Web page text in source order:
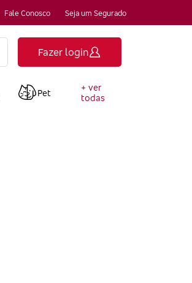
Fale Conosco Seja um Segurado
Fazer login
Pet
+ ver
todas